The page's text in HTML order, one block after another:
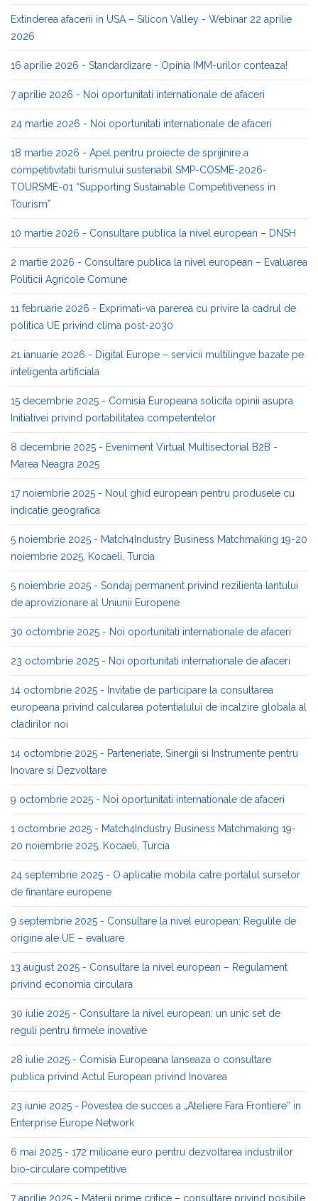
Extinderea afacerii in USA – Silicon Valley - Webinar 22 aprilie
2026
16 aprilie 2026 - Standardizare - Opinia IMM-urilor conteaza!
7 aprilie 2026 - Noi oportunitati internationale de afaceri
24 martie 2026 - Noi oportunitati internationale de afaceri
18 martie 2026 - Apel pentru proiecte de sprijinire a
competitivitatii turismului sustenabil SMP-COSME-2026-
TOURSME-01 “Supporting Sustainable Competitiveness in
Tourism”
10 martie 2026 - Consultare publica la nivel european – DNSH
2 martie 2026 - Consultare publica la nivel european – Evaluarea
Politicii Agricole Comune
11 februarie 2026 - Exprimati-va parerea cu privire la cadrul de
politica UE privind clima post-2030
21 ianuarie 2026 - Digital Europe – servicii multilingve bazate pe
inteligenta artificiala
15 decembrie 2025 - Comisia Europeana solicita opinii asupra
Initiativei privind portabilitatea competentelor
8 decembrie 2025 - Eveniment Virtual Multisectorial B2B -
Marea Neagra 2025
17 noiembrie 2025 - Noul ghid european pentru produsele cu
indicatie geografica
5 noiembrie 2025 - Match4Industry Business Matchmaking 19-20
noiembrie 2025, Kocaeli, Turcia
5 noiembrie 2025 - Sondaj permanent privind rezilienta lantului
de aprovizionare al Uniunii Europene
30 octombrie 2025 - Noi oportunitati internationale de afaceri
23 octombrie 2025 - Noi oportunitati internationale de afaceri
14 octombrie 2025 - Invitatie de participare la consultarea
europeana privind calcularea potentialului de incalzire globala al
cladirilor noi
14 octombrie 2025 - Parteneriate, Sinergii si Instrumente pentru
Inovare si Dezvoltare
9 octombrie 2025 - Noi oportunitati internationale de afaceri
1 octombrie 2025 - Match4Industry Business Matchmaking 19-
20 noiembrie 2025, Kocaeli, Turcia
24 septembrie 2025 - O aplicatie mobila catre portalul surselor
de finantare europene
9 septembrie 2025 - Consultare la nivel european: Regulile de
origine ale UE – evaluare
13 august 2025 - Consultare la nivel european – Regulament
privind economia circulara
30 iulie 2025 - Consultare la nivel european: un unic set de
reguli pentru firmele inovative
28 iulie 2025 - Comisia Europeana lanseaza o consultare
publica privind Actul European privind Inovarea
23 iunie 2025 - Povestea de succes a „Ateliere Fara Frontiere” in
Enterprise Europe Network
6 mai 2025 - 172 milioane euro pentru dezvoltarea industriilor
bio-circulare competitive
7 aprilie 2025 - Materii prime critice – consultare privind posibile